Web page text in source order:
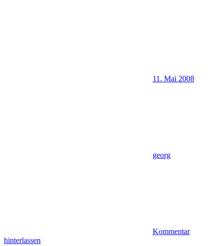
11. Mai 2008
georg
Kommentar
hinterlassen